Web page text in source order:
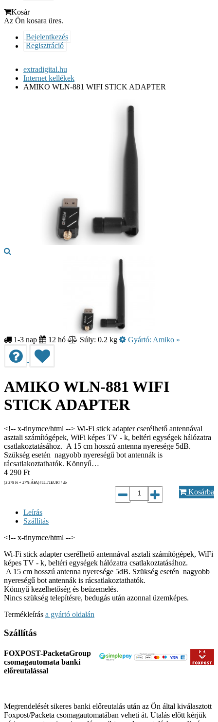
Kosár
Az Ön kosara üres.
Bejelentkezés
Regisztráció
extradigital.hu
Internet kellékek
AMIKO WLN-881 WIFI STICK ADAPTER
1-3 nap 12 hó Súly: 0.2 kg Gyártó: Amiko »
AMIKO WLN-881 WIFI
STICK ADAPTER
<!-- x-tinymce/html --> Wi-Fi stick adapter cserélhető antennával
asztali számítógépek, WiFi képes TV - k, beltéri egységek hálózatra
csatlakoztatásához. A 15 cm hosszú antenna nyeresége 5dB.
Szükség esetén nagyobb nyereségű bot antennák is
rácsatlakoztathatók. Könnyű…
4 290 Ft
(3 378 Ft + 27% ÁFA) [11.71 EUR] / db
Kosárba
Leírás
Szállítás
<!-- x-tinymce/html -->
Wi-Fi stick adapter cserélhető antennával asztali számítógépek, WiFi
képes TV - k, beltéri egységek hálózatra csatlakoztatásához.
A 15 cm hosszú antenna nyeresége 5dB. Szükség esetén nagyobb
nyereségű bot antennák is rácsatlakoztathatók.
Könnyű kezelhetőség és beüzemelés.
Nincs szükség telepítésre, bedugás után azonnal üzemképes.
Termékleírás a gyártó oldalán
Szállítás
FOXPOST-PacketaGroup
csomagautomata banki
előreutalással
Megrendelését sikeres banki előreutalás után az Ön által kiválasztott
Foxpost/Packeta csomagautomatában veheti át. Utalás előtt kérjük